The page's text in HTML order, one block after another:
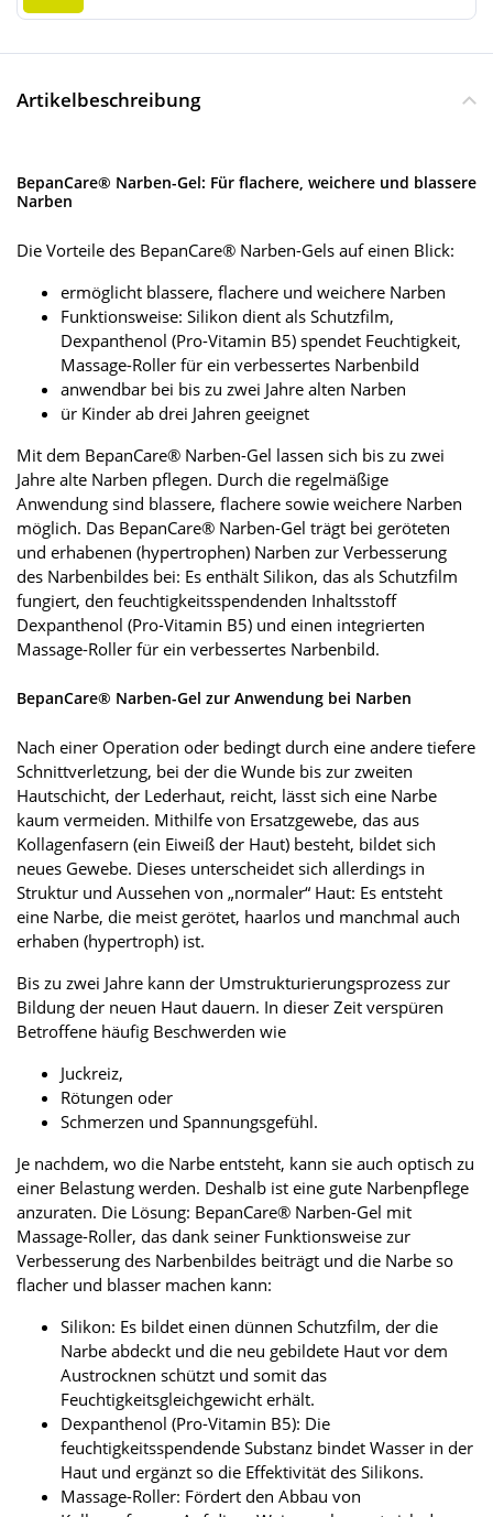
Artikelbeschreibung
BepanCare® Narben-Gel: Für flachere, weichere und blassere
Narben
Die Vorteile des BepanCare® Narben-Gels auf einen Blick:
ermöglicht blassere, flachere und weichere Narben
Funktionsweise: Silikon dient als Schutzfilm,
Dexpanthenol (Pro-Vitamin B5) spendet Feuchtigkeit,
Massage-Roller für ein verbessertes Narbenbild
anwendbar bei bis zu zwei Jahre alten Narben
ür Kinder ab drei Jahren geeignet
Mit dem BepanCare® Narben-Gel lassen sich bis zu zwei
Jahre alte Narben pflegen. Durch die regelmäßige
Anwendung sind blassere, flachere sowie weichere Narben
möglich. Das BepanCare® Narben-Gel trägt bei geröteten
und erhabenen (hypertrophen) Narben zur Verbesserung
des Narbenbildes bei: Es enthält Silikon, das als Schutzfilm
fungiert, den feuchtigkeitsspendenden Inhaltsstoff
Dexpanthenol (Pro-Vitamin B5) und einen integrierten
Massage-Roller für ein verbessertes Narbenbild.
BepanCare® Narben-Gel zur Anwendung bei Narben
Nach einer Operation oder bedingt durch eine andere tiefere
Schnittverletzung, bei der die Wunde bis zur zweiten
Hautschicht, der Lederhaut, reicht, lässt sich eine Narbe
kaum vermeiden. Mithilfe von Ersatzgewebe, das aus
Kollagenfasern (ein Eiweiß der Haut) besteht, bildet sich
neues Gewebe. Dieses unterscheidet sich allerdings in
Struktur und Aussehen von „normaler“ Haut: Es entsteht
eine Narbe, die meist gerötet, haarlos und manchmal auch
erhaben (hypertroph) ist.
Bis zu zwei Jahre kann der Umstrukturierungsprozess zur
Bildung der neuen Haut dauern. In dieser Zeit verspüren
Betroffene häufig Beschwerden wie
Juckreiz,
Rötungen oder
Schmerzen und Spannungsgefühl.
Je nachdem, wo die Narbe entsteht, kann sie auch optisch zu
einer Belastung werden. Deshalb ist eine gute Narbenpflege
anzuraten. Die Lösung: BepanCare® Narben-Gel mit
Massage-Roller, das dank seiner Funktionsweise zur
Verbesserung des Narbenbildes beiträgt und die Narbe so
flacher und blasser machen kann:
Silikon: Es bildet einen dünnen Schutzfilm, der die
Narbe abdeckt und die neu gebildete Haut vor dem
Austrocknen schützt und somit das
Feuchtigkeitsgleichgewicht erhält.
Dexpanthenol (Pro-Vitamin B5): Die
feuchtigkeitsspendende Substanz bindet Wasser in der
Haut und ergänzt so die Effektivität des Silikons.
Massage-Roller: Fördert den Abbau von